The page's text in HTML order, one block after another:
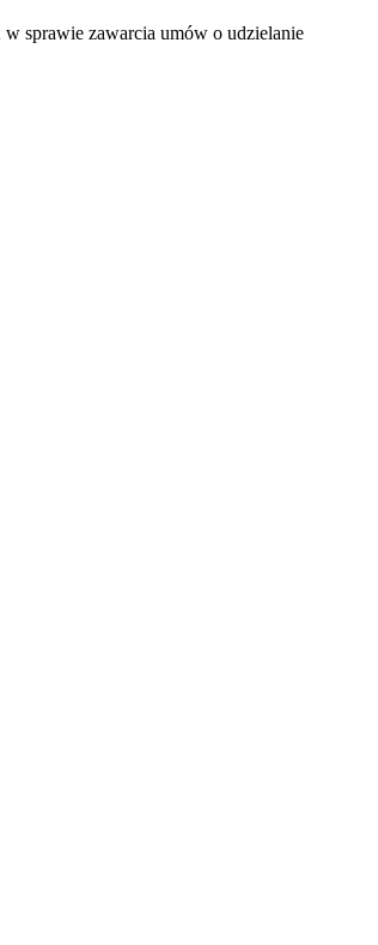
w sprawie zawarcia umów o udzielanie